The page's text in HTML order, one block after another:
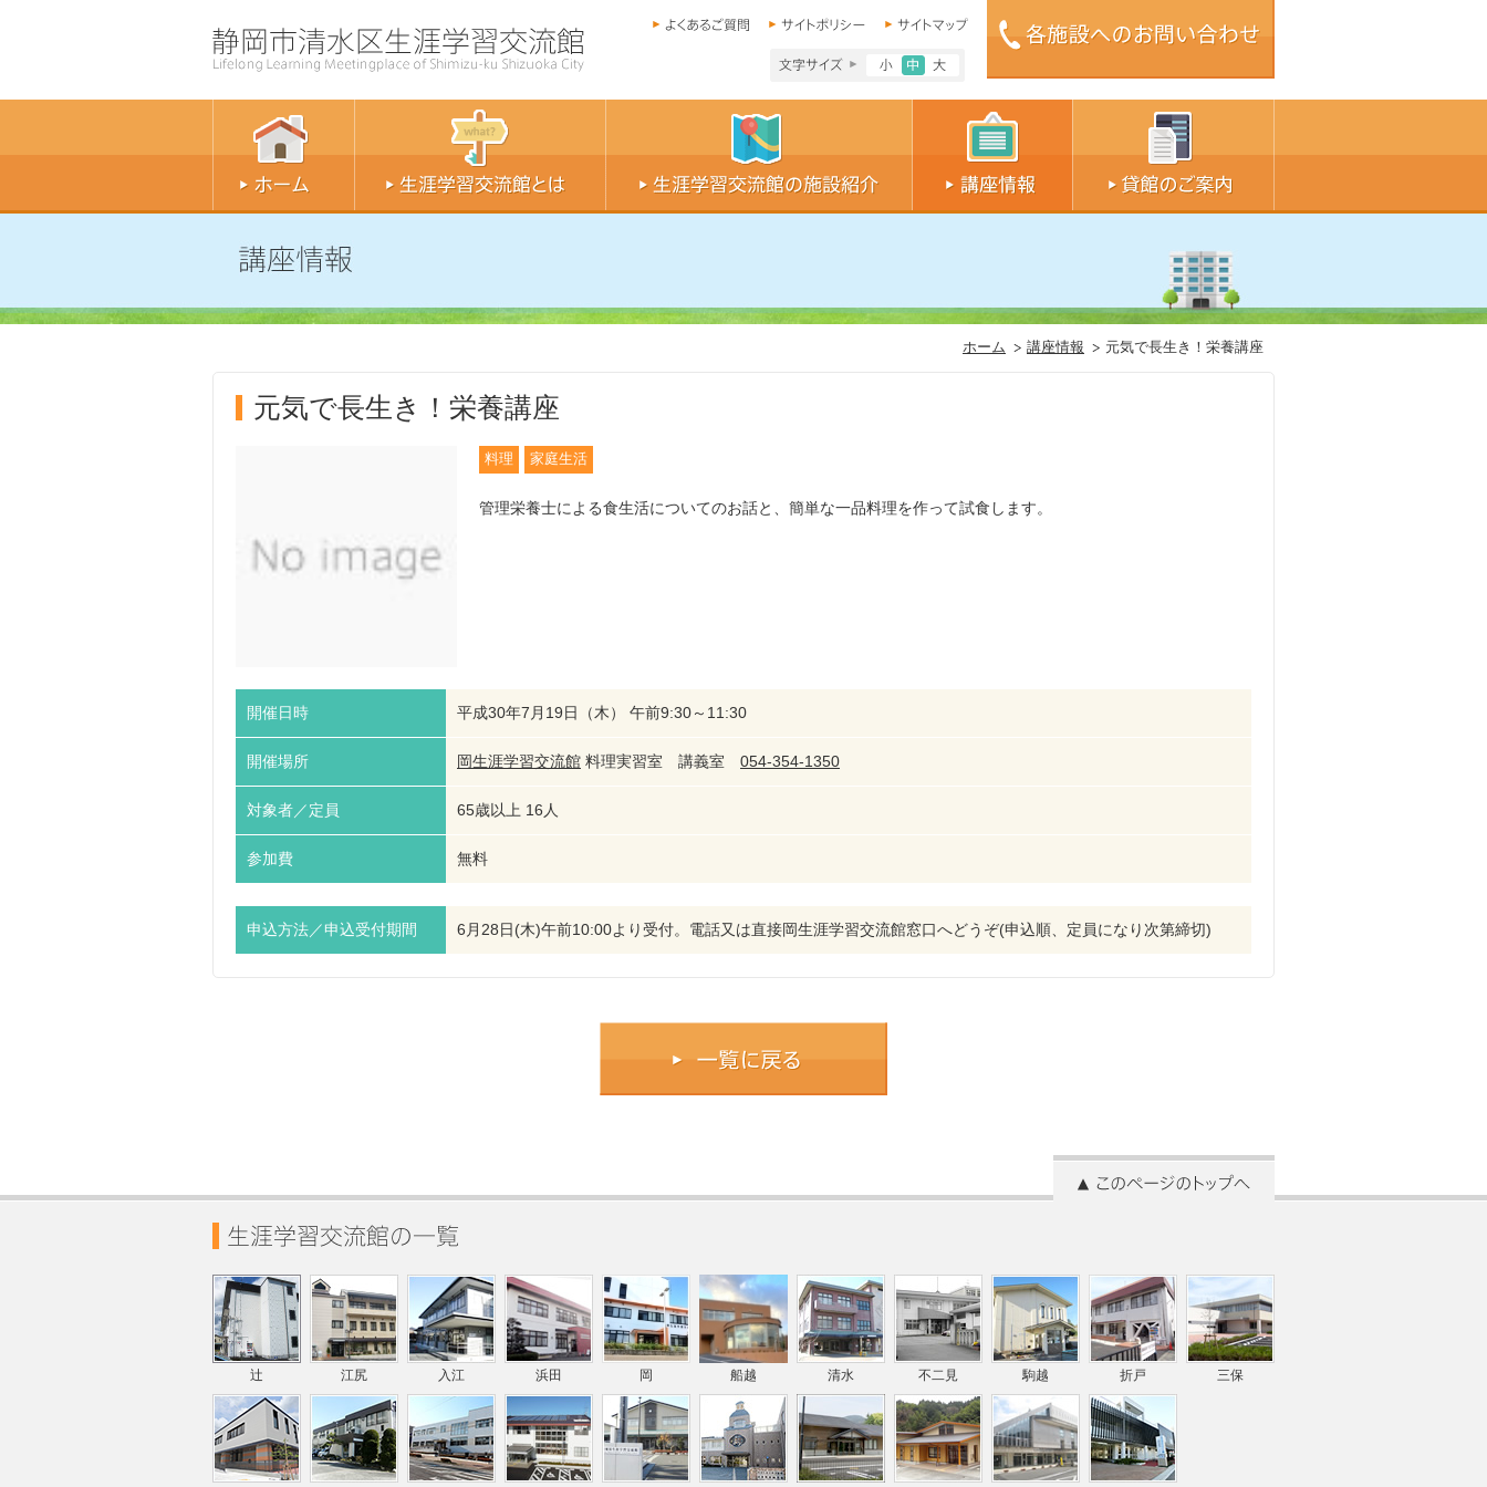
文字サイズ小
文字サイズ中
ホーム 講座情報 元気で長生き！栄養講座
元気で長生き！栄養講座
料理 家庭生活
管理栄養士による食生活についてのお話と、簡単な一品料理を作って試食します。
開催日時 平成30年7月19日（木） 午前9:30～11:30
開催場所 岡生涯学習交流館 料理実習室 講義室 054-354-1350
対象者／定員 65歳以上 16人
参加費 無料
申込方法／申込受付期間 6月28日(木)午前10:00より受付。電話又は直接岡生涯学習交流館窓口へどうぞ(申込順、定員になり次第締切)
辻 江尻 入江 浜田 岡 船越 清水 不二見 駒越 折戸 三保